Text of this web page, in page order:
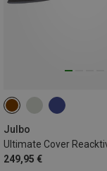
Julbo
249,95 €
L